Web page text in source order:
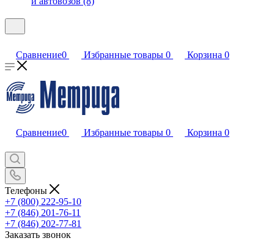
Сравнение0 Избранные товары 0 Корзина 0
Сравнение0 Избранные товары 0 Корзина 0
Телефоны
+7 (800) 222-95-10
+7 (846) 201-76-11
+7 (846) 202-77-81
Заказать звонок